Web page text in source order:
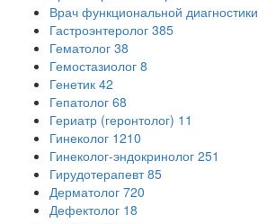
Врач функциональной диагностики
Гастроэнтеролог 385
Гематолог 38
Гемостазиолог 8
Генетик 42
Гепатолог 68
Гериатр (геронтолог) 11
Гинеколог 1210
Гинеколог-эндокринолог 251
Гирудотерапевт 85
Дерматолог 720
Дефектолог 18